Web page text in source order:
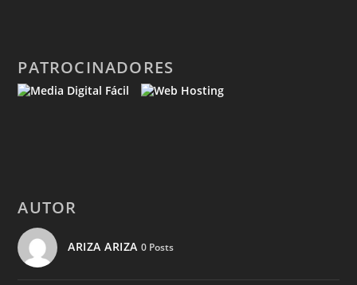
PATROCINADORES
AUTOR
ARIZA ARIZA 0 Posts